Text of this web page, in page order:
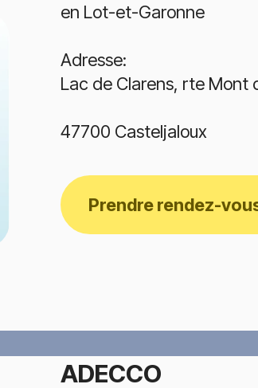
en Lot-et-Garonne
Adresse:
Lac de Clarens, rte Mont
47700 Casteljaloux
Prendre rendez-
ADECCO